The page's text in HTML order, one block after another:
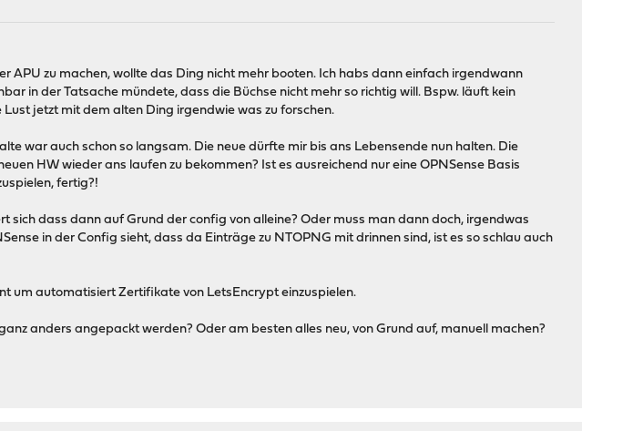
APU zu machen, wollte das Ding nicht mehr booten. Ich habs dann einfach irgendwann
in der Tatsache mündete, dass die Büchse nicht mehr so richtig will. Bspw. läuft kein
jetzt mit dem alten Ding irgendwie was zu forschen.
war auch schon so langsam. Die neue dürfte mir bis ans Lebensende nun halten. Die
HW wieder ans laufen zu bekommen? Ist es ausreichend nur eine OPNSense Basis
fertig?!
sich dass dann auf Grund der config von alleine? Oder muss man dann doch, irgendwas
in der Config sieht, dass da Einträge zu NTOPNG mit drinnen sind, ist es so schlau auch
um automatisiert Zertifikate von LetsEncrypt einzuspielen.
anders angepackt werden? Oder am besten alles neu, von Grund auf, manuell machen?